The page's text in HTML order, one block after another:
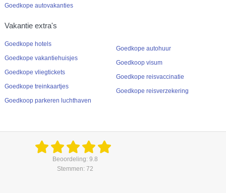
Goedkope autovakanties
Vakantie extra's
Goedkope hotels
Goedkope vakantiehuisjes
Goedkope vliegtickets
Goedkope treinkaartjes
Goedkoop parkeren luchthaven
Goedkope autohuur
Goedkoop visum
Goedkope reisvaccinatie
Goedkope reisverzekering
Beoordeling: 9.8
Stemmen: 72